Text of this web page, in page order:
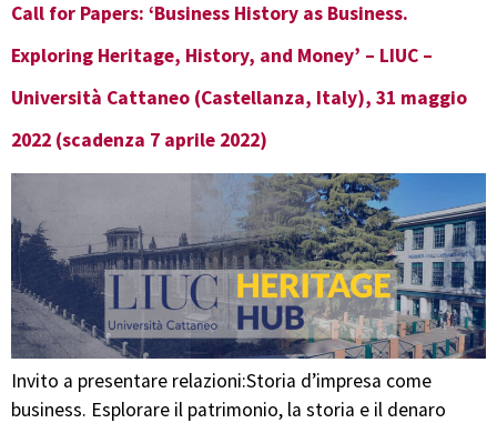
Call for Papers: ‘Business History as Business.
Exploring Heritage, History, and Money’ – LIUC –
Università Cattaneo (Castellanza, Italy), 31 maggio
2022 (scadenza 7 aprile 2022)
Invito a presentare relazioni:Storia d’impresa come
business. Esplorare il patrimonio, la storia e il denaro